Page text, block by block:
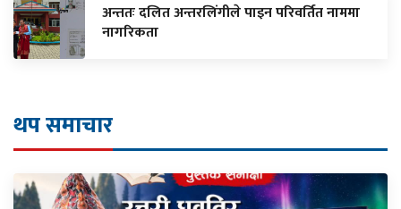
अन्ततः दलित अन्तरलिंगीले पाइन परिवर्तित नाममा
नागरिकता
थप समाचार